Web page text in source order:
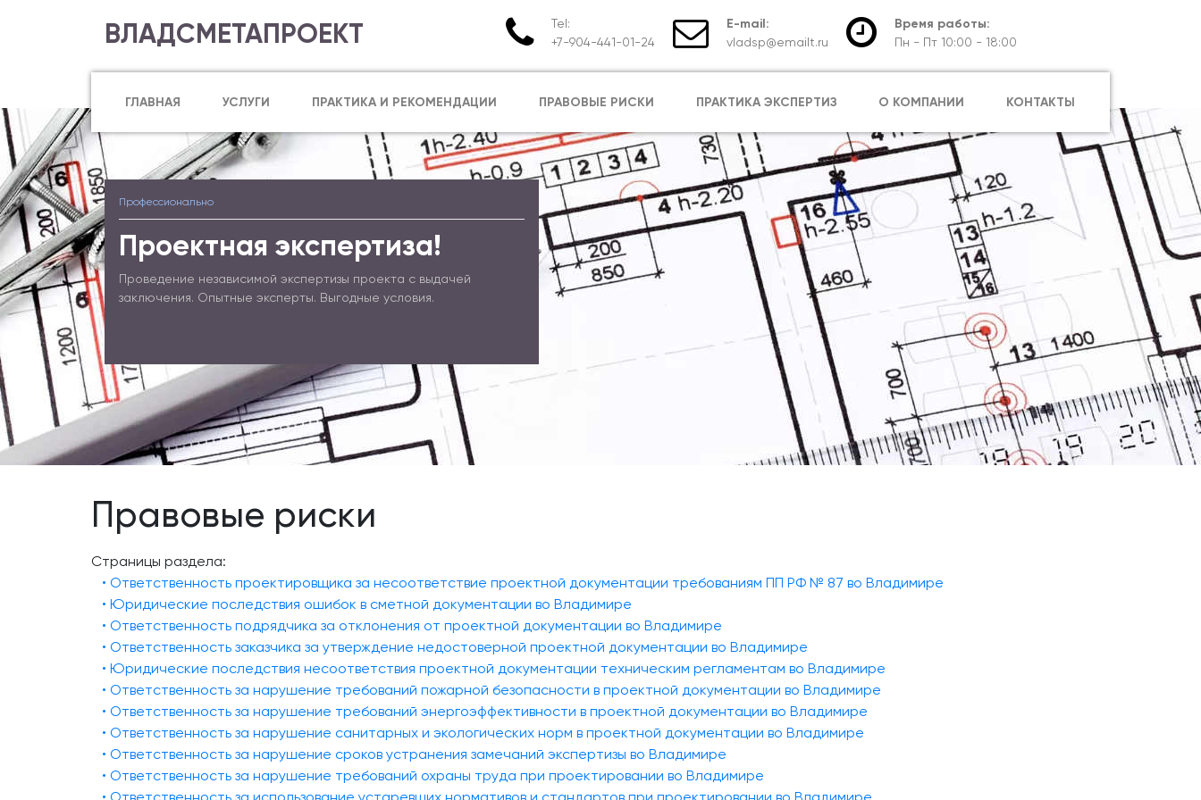
ВЛАДСМЕТАПРОЕКТ
Tel:
+7-904-441-01-24
E-mail:
vladsp@emailt.ru
Время работы:
Пн - Пт 10:00 - 18:00
ГЛАВНАЯ УСЛУГИ ПРАКТИКА И РЕКОМЕНДАЦИИ ПРАВОВЫЕ РИСКИ ПРАКТИКА ЭКСПЕРТИЗ О КОМПАНИИ КОНТАКТЫ
Профессионально
Проектная экспертиза!
Проведение независимой экспертизы проекта с выдачей
заключения. Опытные эксперты. Выгодные условия.
Правовые риски
Страницы раздела:
• Ответственность проектировщика за несоответствие проектной документации требованиям ПП РФ № 87 во Владимире
• Юридические последствия ошибок в сметной документации во Владимире
• Ответственность подрядчика за отклонения от проектной документации во Владимире
• Ответственность заказчика за утверждение недостоверной проектной документации во Владимире
• Юридические последствия несоответствия проектной документации техническим регламентам во Владимире
• Ответственность за нарушение требований пожарной безопасности в проектной документации во Владимире
• Ответственность за нарушение требований энергоэффективности в проектной документации во Владимире
• Ответственность за нарушение санитарных и экологических норм в проектной документации во Владимире
• Ответственность за нарушение сроков устранения замечаний экспертизы во Владимире
• Ответственность за нарушение требований охраны труда при проектировании во Владимире